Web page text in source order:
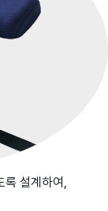
록 설계하여,